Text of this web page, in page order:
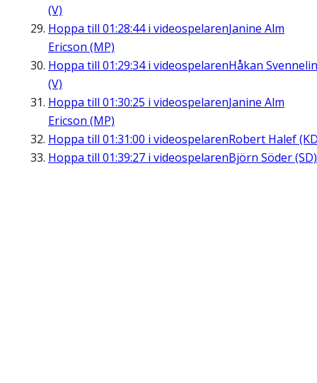
(V)
Hoppa till 01:28:44i videospelarenJanine Alm
Ericson (MP)
Hoppa till 01:29:34i videospelarenHåkan
(V)
Hoppa till 01:30:25 i videospelarenJanine Alm
Ericson (MP)
Hoppa till 01:31:00 i videospelarenRobert Halef
Hoppa till 01:39:27 i videospelarenBjörn Söder (SD)